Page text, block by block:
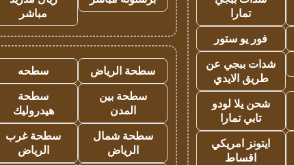
تمارا
فور يو ستور
شدات ببجي عن
طريق الايدي
شحن يلا لودو
تابي تمارا
ايتونز امريكي
اقساط
مباشر
سطحة الرياض
سطحه
سطحة بين
المدن
سطحة
هيدروليك
سطحة شمال
الرياض
سطحة غرب
الرياض